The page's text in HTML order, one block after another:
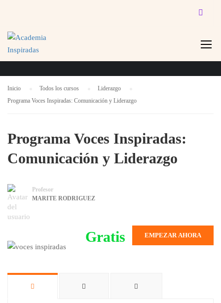
LIDERAZGO
Inicio Todos los cursos
Liderazgo
Programa Voces Inspiradas: Comunicación y Liderazgo
Programa Voces Inspiradas:
Comunicación y Liderazgo
Profesor
MARITE RODRIGUEZ
Gratis EMPEZAR AHORA